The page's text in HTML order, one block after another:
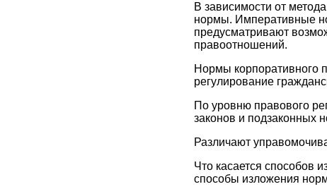
В зависимости от
нормы. Императивные
предусматривают
правоотношений.
Нормы корпоративного
регулирование
По уровню правового
законов и подзаконных
Различают
Что касается способов
способы изложения